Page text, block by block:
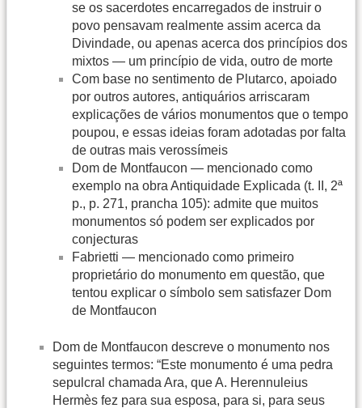
se os sacerdotes encarregados de instruir o
povo pensavam realmente assim acerca da
Divindade, ou apenas acerca dos princípios dos
mixtos — um princípio de vida, outro de morte
Com base no sentimento de Plutarco, apoiado
por outros autores, antiquários arriscaram
explicações de vários monumentos que o tempo
poupou, e essas ideias foram adotadas por falta
de outras mais verossímeis
Dom de Montfaucon — mencionado como
exemplo na obra Antiquidade Explicada (t. II, 2ª
p., p. 271, prancha 105): admite que muitos
monumentos só podem ser explicados por
conjecturas
Fabrietti — mencionado como primeiro
proprietário do monumento em questão, que
tentou explicar o símbolo sem satisfazer Dom
de Montfaucon
Dom de Montfaucon descreve o monumento nos
seguintes termos: “Este monumento é uma pedra
sepulcral chamada Ara, que A. Herennuleius
Hermès fez para sua esposa, para si, para seus